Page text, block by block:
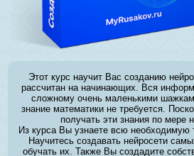
Этот курс научит Вас созданию
рассчитан на начинающих. Вся
сложному очень маленькими
знание математики не требуется.
получать эти знания по мере
Из курса Вы узнаете всю необходимую
Научитесь создавать нейросети
обучать их. Также Вы создадите